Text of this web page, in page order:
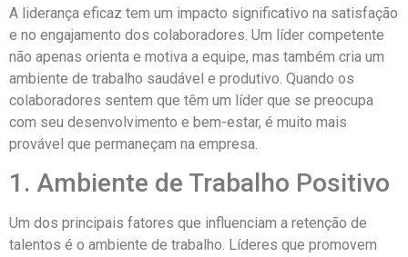
A liderança eficaz tem um impacto significativo na satisfação
e no engajamento dos colaboradores. Um líder competente
não apenas orienta e motiva a equipe, mas também cria um
ambiente de trabalho saudável e produtivo. Quando os
colaboradores sentem que têm um líder que se preocupa
com seu desenvolvimento e bem-estar, é muito mais
provável que permaneçam na empresa.
1. Ambiente de Trabalho Positivo
Um dos principais fatores que influenciam a retenção de
talentos é o ambiente de trabalho. Líderes que promovem